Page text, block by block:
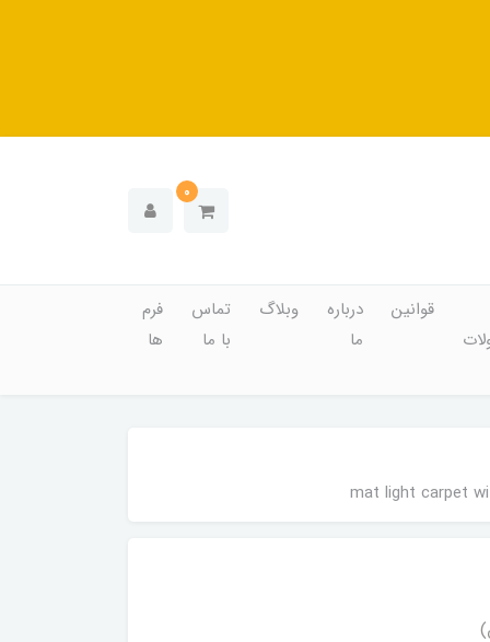
0
قوانین
درباره
ما
وبلاگ
تماس
با ما
فرم
ها